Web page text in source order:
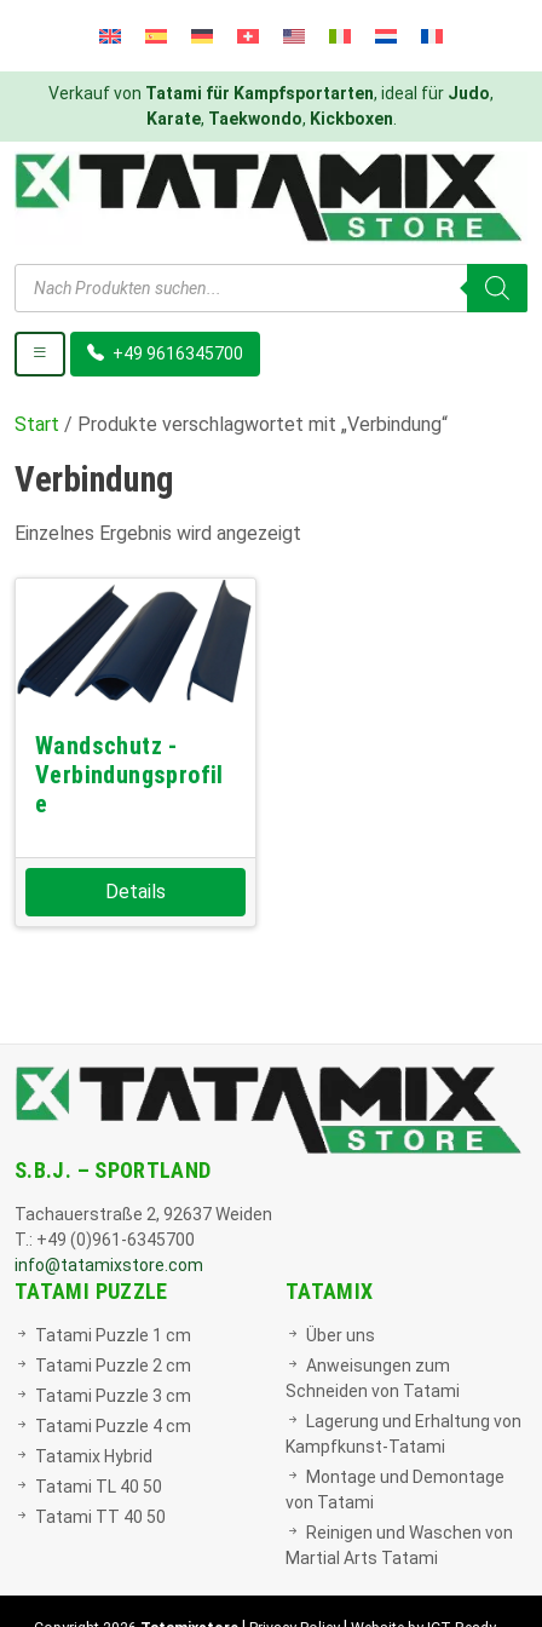
Verkauf von Tatami für Kampfsportarten, ideal für Judo,
Karate, Taekwondo, Kickboxen
Products
search
+49 9616345700
Start / Produkte verschlagwortet mit „Verbindung“
Verbindung
Einzelnes Ergebnis wird angezeigt
Wandschutz -
Verbindungsprofil
e
Details
S.B.J. – SPORTLAND
Tachauerstraße 2, 92637 Weiden
T.: +49 (0)961-6345700
info@tatamixstore.com
TATAMI PUZZLE
Tatami Puzzle 1 cm
Tatami Puzzle 2 cm
Tatami Puzzle 3 cm
Tatami Puzzle 4 cm
Tatamix Hybrid
Tatami TL 40 50
Tatami TT 40 50
TATAMIX
Über uns
Anweisungen zum
Schneiden von Tatami
Lagerung und Erhaltung von
Kampfkunst-Tatami
Montage und Demontage
von Tatami
Reinigen und Waschen von
Martial Arts Tatami